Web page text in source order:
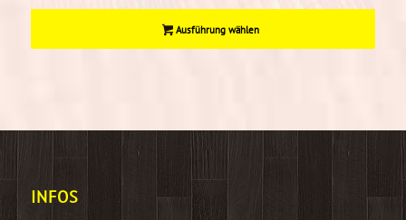
Ausführung wählen
INFOS